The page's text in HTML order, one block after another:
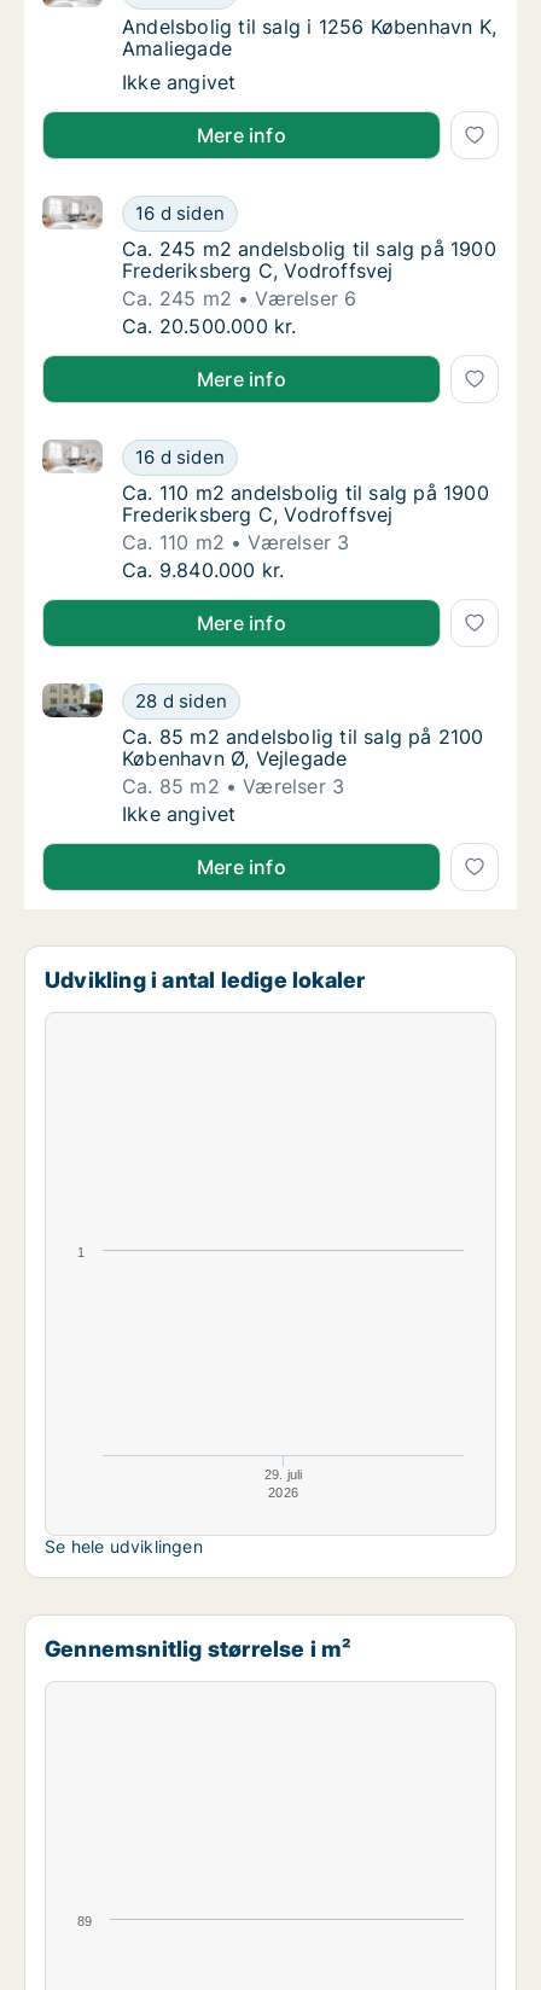
Andelsbolig til salg i 1256 København K,
Andelsbolig til salg i 1256 København K,
Amaliegade
Andelsbolig til salg i 1256 København K,
Ikke angivet
Mere info
Ca. 245 m2 andelsbolig til salg på 1900
16 d siden
Ca. 245 m2 andelsbolig til salg på 1900
Ca. 245 m2 andelsbolig til salg på 1900
Ca. 245 m2 andelsbolig til salg på 1900
Frederiksberg C, Vodroffsvej
Ca. 245 m2
Værelser 6
Ca. 245 m2 andelsbolig til salg på 1900
Ca. 20.500.000 kr.
Mere info
Ca. 110 m2 andelsbolig til salg på 1900
16 d siden
Ca. 110 m2 andelsbolig til salg på 1900
Ca. 110 m2 andelsbolig til salg på 1900
Ca. 110 m2 andelsbolig til salg på 1900
Frederiksberg C, Vodroffsvej
Ca. 110 m2
Værelser 3
Ca. 110 m2 andelsbolig til salg på 1900
Ca. 9.840.000 kr.
Mere info
Ca. 85 m2 andelsbolig til salg på 2100
28 d siden
Ca. 85 m2 andelsbolig til salg på 2100 København
Ca. 85 m2 andelsbolig til salg på 2100
Ca. 85 m2 andelsbolig til salg på 2100
København Ø, Vejlegade
Ca. 85 m2
Værelser 3
Ca. 85 m2 andelsbolig til salg på 2100
Ikke angivet
Mere info
Udvikling i antal ledige lokaler
29. juli
2026
1
Se hele udviklingen
Gennemsnitlig størrelse i m²
89